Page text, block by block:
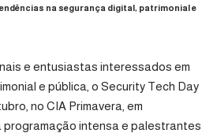
na segurança digital, patrimonial e
e entusiastas interessados em
e pública, o Security Tech Day
no CIA Primavera, em
programação intensa e palestrantes